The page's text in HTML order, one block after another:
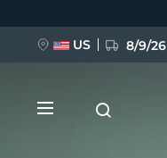
US 8/9/26